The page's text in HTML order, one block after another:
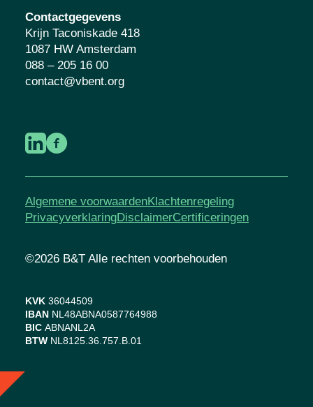
Contactgegevens
Krijn Taconiskade 418
1087 HW Amsterdam
088 – 205 16 00
contact@vbent.org
Algemene voorwaardenKlachtenregeling
PrivacyverklaringDisclaimerCertificeringen
©2026 B&T Alle rechten voorbehouden
KVK 36044509
IBAN NL48ABNA0587764988
BIC ABNANL2A
BTW NL8125.36.757.B.01